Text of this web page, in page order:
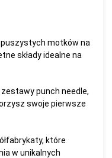
puszystych motków na
składy idealne na
punch needle,
swoje pierwsze
które
w unikalnych